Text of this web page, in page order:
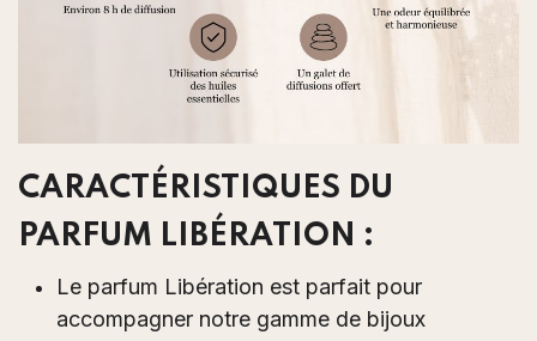
CARACTÉRISTIQUES DU
PARFUM LIBÉRATION :
Le parfum Libération est parfait pour
accompagner notre gamme de bijoux